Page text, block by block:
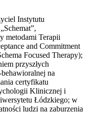
Instytutu
metodami Terapii
and Commitment
Focused Therapy);
przyszłych
na
certyfikatu
Klinicznej i
Łódzkiego; w
ludzi na zaburzenia